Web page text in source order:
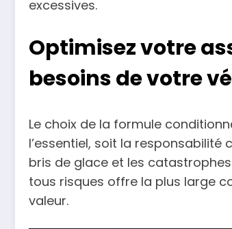
excessives.
Optimisez votre
besoins de votre
Le choix de la formule
l’essentiel, soit la responsabilité
bris de glace et les
tous risques offre la plus large
valeur.